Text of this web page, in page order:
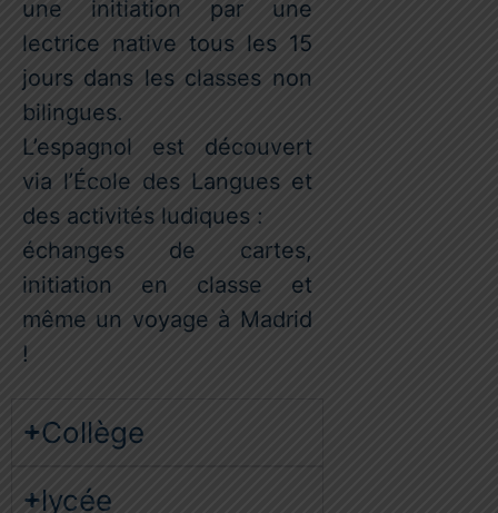
une initiation par une
lectrice native tous les 15
jours dans les classes non
bilingues.
L’espagnol est découvert
via l’École des Langues et
des activités ludiques :
échanges de cartes,
initiation en classe et
même un voyage à Madrid
!
Collège
lycée